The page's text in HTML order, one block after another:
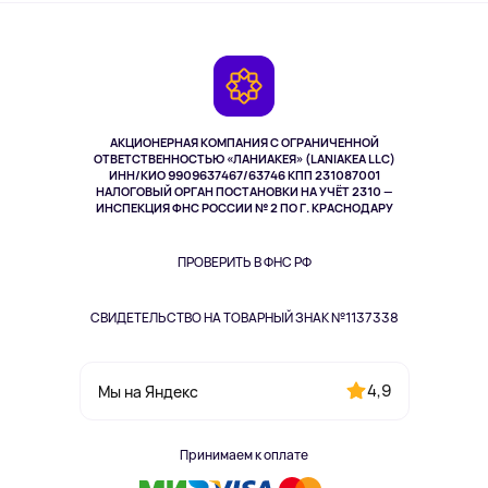
АКЦИОНЕРНАЯ КОМПАНИЯ С ОГРАНИЧЕННОЙ
ОТВЕТСТВЕННОСТЬЮ «ЛАНИАКЕЯ» (LANIAKEA LLC)
ИНН/КИО 9909637467/63746 КПП 231087001
НАЛОГОВЫЙ ОРГАН ПОСТАНОВКИ НА УЧЁТ 2310 —
ИНСПЕКЦИЯ ФНС РОССИИ № 2 ПО Г. КРАСНОДАРУ
ПРОВЕРИТЬ В ФНС РФ
СВИДЕТЕЛЬСТВО НА ТОВАРНЫЙ ЗНАК №1137338
Мы на Яндекс 4,9
Принимаем к оплате
Здоровье питомцев
Одежда и аксессуары